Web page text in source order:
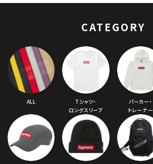
CATEGORY
ALL
Tシャツ・
ロングスリーブ
パーカー・
トレーナー